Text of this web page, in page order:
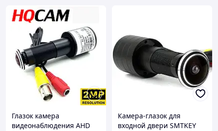
Глазок камера
видеонаблюдения AHD
Камера-глазок для
входной двери SMTKEY